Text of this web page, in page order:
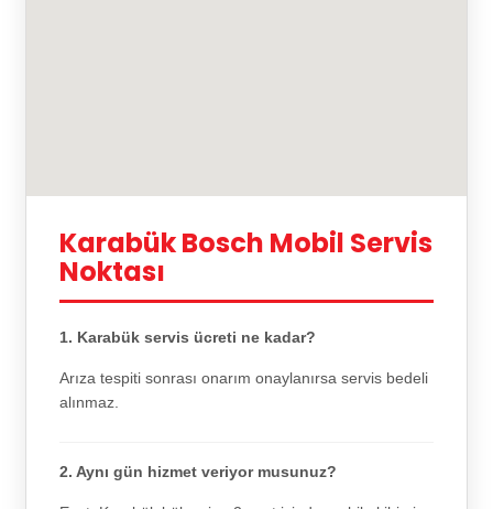
Karabük Bosch Mobil Servis
Noktası
1. Karabük servis ücreti ne kadar?
Arıza tespiti sonrası onarım onaylanırsa servis bedeli
alınmaz.
2. Aynı gün hizmet veriyor musunuz?